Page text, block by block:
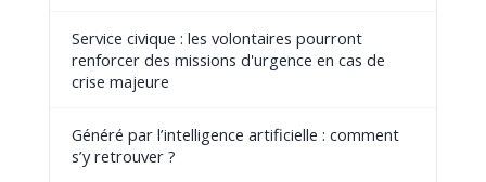
Service civique : les volontaires pourront
renforcer des missions d'urgence en cas de
crise majeure
Généré par l’intelligence artificielle : comment
s’y retrouver ?